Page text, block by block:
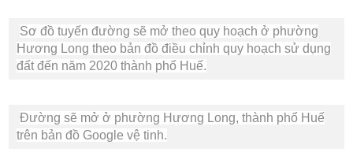
Sơ đồ tuyến đường sẽ mở theo quy hoạch ở phường
Hương Long theo bản đồ điều chỉnh quy hoạch sử dụng
đất đến năm 2020 thành phố Huế.
Đường sẽ mở ở phường Hương Long, thành phố Huế
trên bản đồ Google vệ tinh.